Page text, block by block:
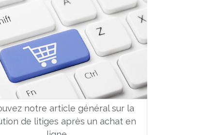
notre article général sur la
de litiges après un achat en